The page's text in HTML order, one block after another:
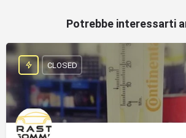
Potrebbe interessarti
CLOSED